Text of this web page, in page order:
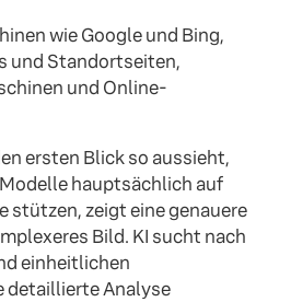
wie Google und Bing,
und Standortseiten,
und Online-
ersten Blick so aussieht,
hauptsächlich auf
stützen, zeigt eine genauere
Bild. KI sucht nach
einheitlichen
detaillierte Analyse